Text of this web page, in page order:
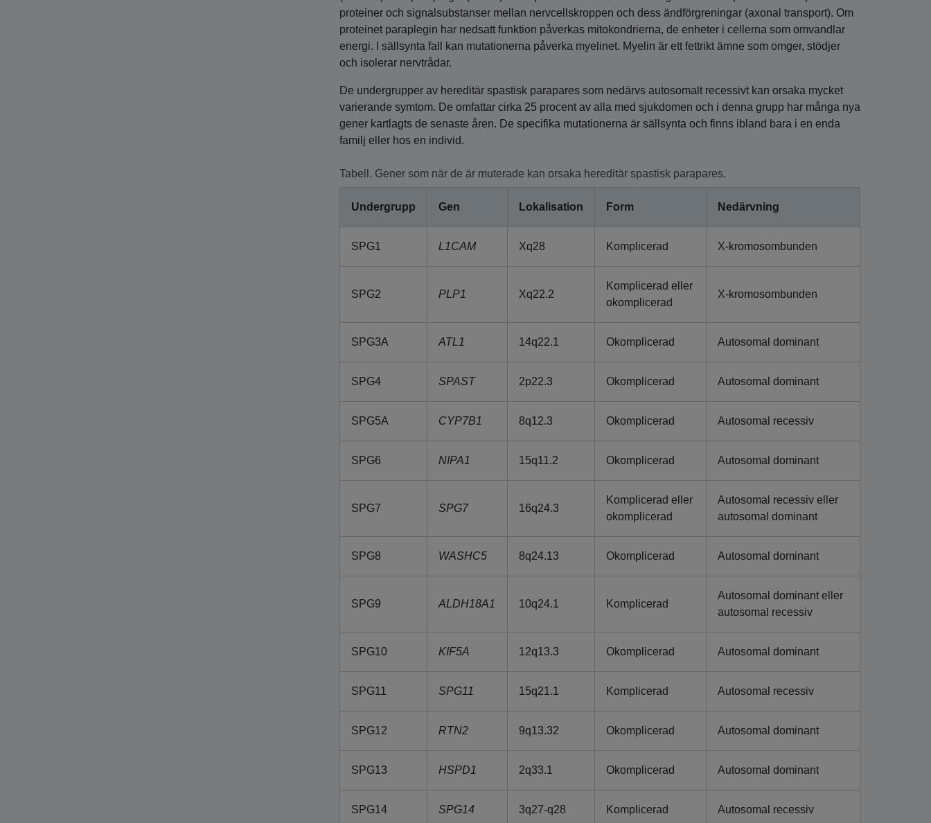
proteiner och signalsubstanser mellan nervcellskroppen och dess ändförgreningar (axonal transport). Om
proteinet paraplegin har nedsatt funktion påverkas mitokondrierna, de enheter i cellerna som omvandlar
energi. I sällsynta fall kan mutationerna påverka myelinet. Myelin är ett fettrikt ämne som omger, stödjer
och isolerar nervtrådar.
De undergrupper av hereditär spastisk parapares som nedärvs autosomalt recessivt kan orsaka mycket
varierande symtom. De omfattar cirka 25 procent av alla med sjukdomen och i denna grupp har många nya
gener kartlagts de senaste åren. De specifika mutationerna är sällsynta och finns ibland bara i en enda
familj eller hos en individ.
Tabell. Gener som när de är muterade kan orsaka hereditär spastisk parapares.
Undergrupp Gen Lokalisation Form Nedärvning
SPG1 L1CAM Xq28 Komplicerad X-kromosombunden
SPG2 PLP1 Xq22.2
Komplicerad eller
okomplicerad
X-kromosombunden
SPG3A ATL1 14q22.1 Okomplicerad Autosomal dominant
SPG4 SPAST 2p22.3 Okomplicerad Autosomal dominant
SPG5A CYP7B1 8q12.3 Okomplicerad Autosomal recessiv
SPG6 NIPA1 15q11.2 Okomplicerad Autosomal dominant
SPG7 SPG7 16q24.3
Komplicerad eller
okomplicerad
Autosomal recessiv eller
autosomal dominant
SPG8 WASHC5 8q24.13 Okomplicerad Autosomal dominant
SPG9 ALDH18A1 10q24.1 Komplicerad
Autosomal dominant eller
autosomal recessiv
SPG10 KIF5A 12q13.3 Okomplicerad Autosomal dominant
SPG11 SPG11 15q21.1 Komplicerad Autosomal recessiv
SPG12 RTN2 9q13.32 Okomplicerad Autosomal dominant
SPG13 HSPD1 2q33.1 Okomplicerad Autosomal dominant
SPG14 SPG14 3q27-q28 Komplicerad Autosomal recessiv